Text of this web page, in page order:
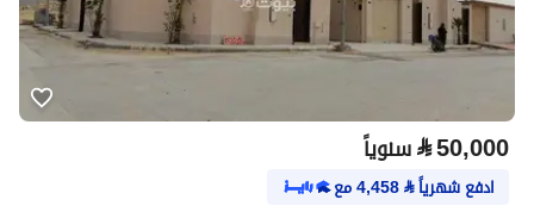
⃁50,000 سنوياً
ادفع شهرياً⃁
4,458مع